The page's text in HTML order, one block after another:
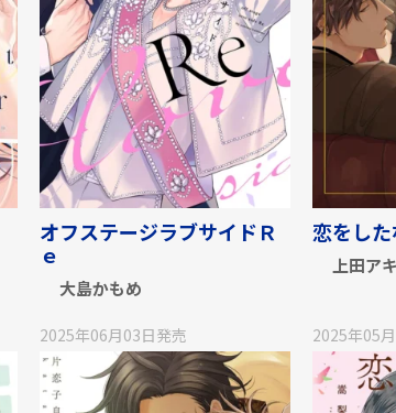
オフステージラブサイドＲ
ｅ
大島かもめ
恋をし
上田アキ
2025年06月03日発売 2025年05